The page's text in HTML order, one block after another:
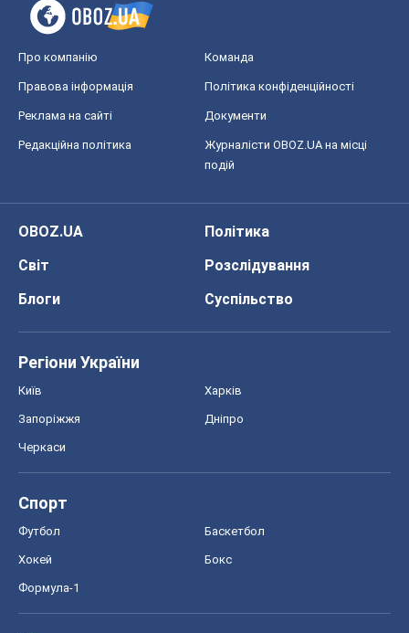
Про компанію Команда
Правова інформація Політика конфіденційності
Реклама на сайті Документи
Редакційна політика
Журналісти OBOZ.UA на місці
подій
OBOZ.UA
Політика
Світ
Розслідування
Блоги
Суспільство
Регіони України
Київ Харків
Запоріжжя Дніпро
Черкаси
Спорт
Футбол Баскетбол
Хокей Бокс
Формула-1